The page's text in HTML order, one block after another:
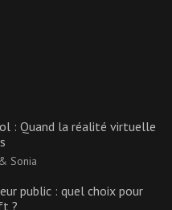
: Quand la réalité virtuelle
Sonia
public : quel choix pour
?